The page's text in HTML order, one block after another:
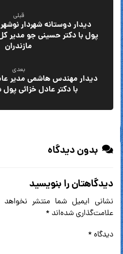
قبلی
دیدار دوستانه شهردار
پول با دکتر حسینی جو مدیر
مازندران
بعدی
دیدار مهندس هاشمی مدیر
با دکتر عادل خزائی پول
بدون دیدگاه
دیدگاهتان را بنویسید
نشانی ایمیل شما منتشر
علامت‌گذاری شده‌اند *
دیدگاه *